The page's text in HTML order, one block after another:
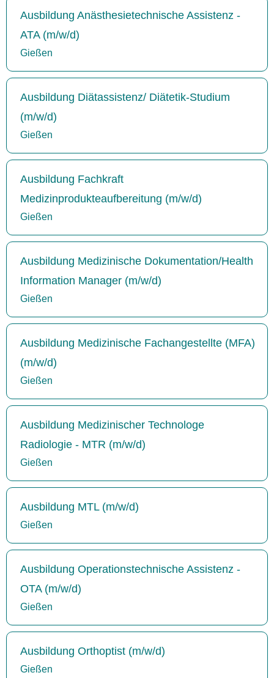
Ausbildung Anästhesietechnische Assistenz -
ATA (m/w/d)
Gießen
Ausbildung Diätassistenz/ Diätetik-Studium
(m/w/d)
Gießen
Ausbildung Fachkraft
Medizinprodukteaufbereitung (m/w/d)
Gießen
Ausbildung Medizinische Dokumentation/Health
Information Manager (m/w/d)
Gießen
Ausbildung Medizinische Fachangestellte (MFA)
(m/w/d)
Gießen
Ausbildung Medizinischer Technologe
Radiologie - MTR (m/w/d)
Gießen
Ausbildung MTL (m/w/d)
Gießen
Ausbildung Operationstechnische Assistenz -
OTA (m/w/d)
Gießen
Ausbildung Orthoptist (m/w/d)
Gießen